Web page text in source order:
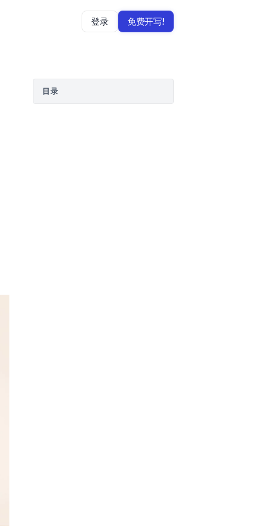
登录 免费开写!
目录